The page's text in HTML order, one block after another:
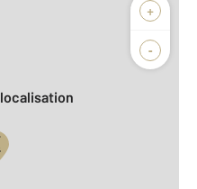
+
-
localisation